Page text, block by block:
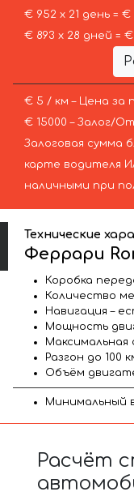
€ 952 х 21 день =
€ 893 х 28 дней =
€ 5 / км – Цена за
€ 15000 – Залог/
Залоговая сумма
карте водителя
наличными при
Технические
Феррари
Коробка
Количество
Навигация –
Мощность
Максимальная
Разгон до 100
Объём
Минимальный
Расчёт